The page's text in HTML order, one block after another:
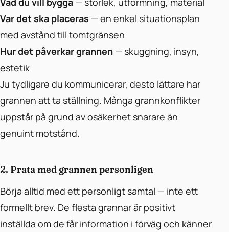
Var det ska placeras — en enkel situationsplan
med avstånd till tomtgränsen
Hur det påverkar grannen — skuggning, insyn,
estetik
Ju tydligare du kommunicerar, desto lättare har
grannen att ta ställning. Många grannkonflikter
uppstår på grund av osäkerhet snarare än
genuint motstånd.
2. Prata med grannen personligen
Börja alltid med ett personligt samtal — inte ett
formellt brev. De flesta grannar är positivt
inställda om de får information i förväg och känner